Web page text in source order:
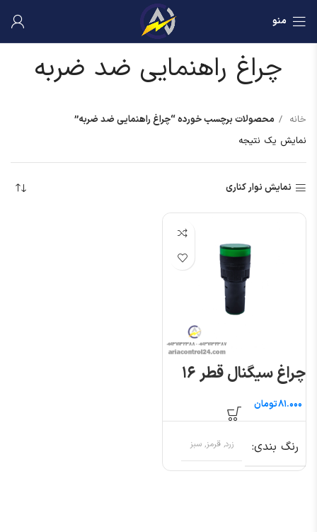
منو
چراغ راهنمایی ضد ضربه
خانه
محصولات برچسب خورده “چراغ راهنمایی ضد ضربه”
نمایش یک نتیجه
نمایش نوار کناری
چراغ سیگنال قطر ۱۶
تومان
رنگ بندی زرد, قرمز, سبز